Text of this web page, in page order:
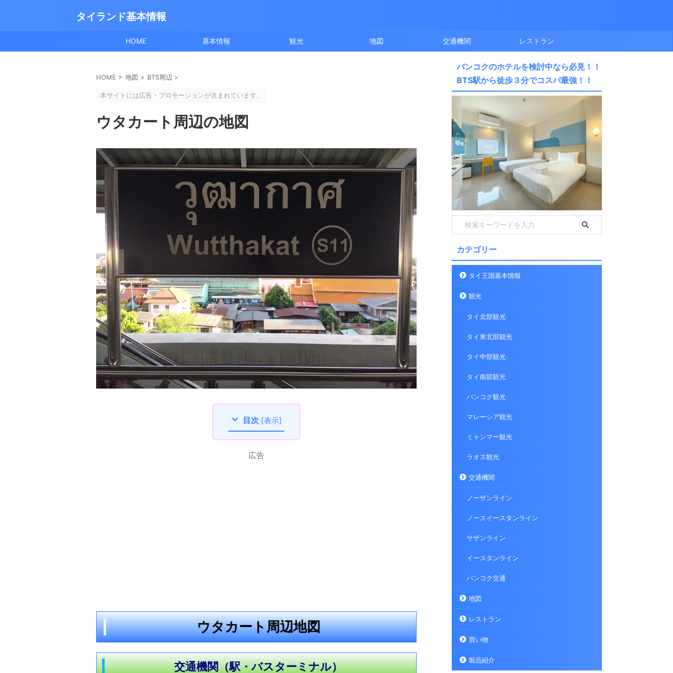
タイランド基本情報
HOME 基本情報 観光 地図 交通機関 レストラン
HOME > 地図 > BTS周辺 >
本サイトには広告・プロモーションが含まれています。
ウタカート周辺の地図
目次 [表示]
広告
ウタカート周辺地図
交通機関（駅・バスターミナル）
バンコクのホテルを検討中なら必見！！
BTS駅から徒歩３分でコスパ最強！！
カテゴリー
タイ王国基本情報
観光
タイ北部観光
タイ東北部観光
タイ中部観光
タイ南部観光
バンコク観光
マレーシア観光
ミャンマー観光
ラオス観光
交通機関
ノーザンライン
ノースイースタンライン
サザンライン
イースタンライン
バンコク交通
地図
レストラン
買い物
製品紹介